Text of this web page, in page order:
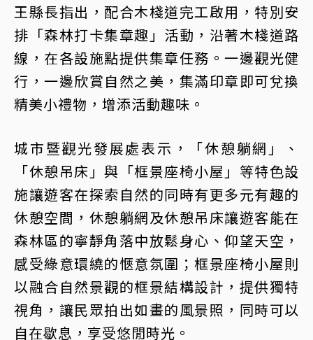
王縣長指出，配合木棧道完工啟用，特別安
排「森林打卡集章趣」活動，沿著木棧道路
線，在各設施點提供集章任務。一邊觀光健
行，一邊欣賞自然之美，集滿印章即可兌換
精美小禮物，增添活動趣味。
城市暨觀光發展處表示，「休憩躺網」、
「休憩吊床」與「框景座椅小屋」等特色設
施讓遊客在探索自然的同時有更多元有趣的
休憩空間，休憩躺網及休憩吊床讓遊客能在
森林區的寧靜角落中放鬆身心、仰望天空，
感受綠意環繞的愜意氛圍；框景座椅小屋則
以融合自然景觀的框景結構設計，提供獨特
視角，讓民眾拍出如畫的風景照，同時可以
自在歇息，享受悠閒時光。